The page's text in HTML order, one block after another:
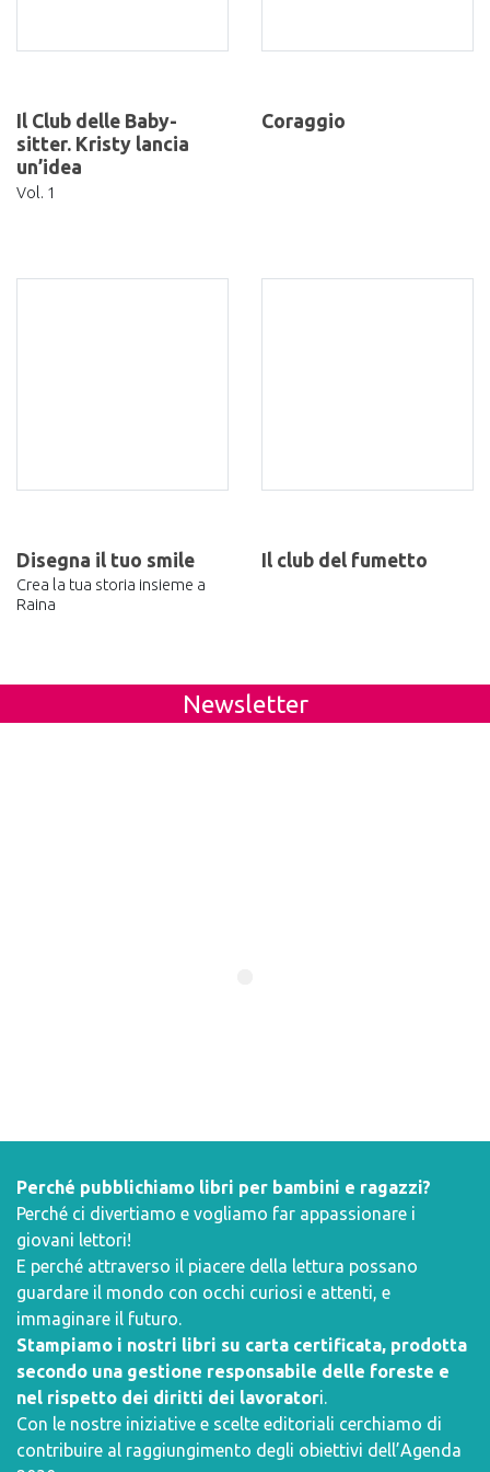
Il Club delle Baby-
sitter. Kristy lancia
un’idea
Vol. 1
Coraggio
Disegna il tuo smile
Crea la tua storia insieme a
Raina
Il club del fumetto
Newsletter
Perché pubblichiamo libri per bambini e ragazzi?
Perché ci divertiamo e vogliamo far appassionare i
giovani lettori!
E perché attraverso il piacere della lettura possano
guardare il mondo con occhi curiosi e attenti, e
immaginare il futuro.
Stampiamo i nostri libri su carta certificata, prodotta
secondo una gestione responsabile delle foreste e
nel rispetto dei diritti dei lavoratori.
Con le nostre iniziative e scelte editoriali cerchiamo di
contribuire al raggiungimento degli obiettivi dell’Agenda